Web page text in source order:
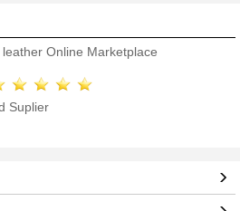
Online Marketplace
Suplier